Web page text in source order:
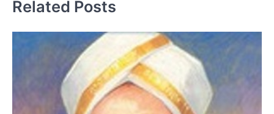
Related Posts